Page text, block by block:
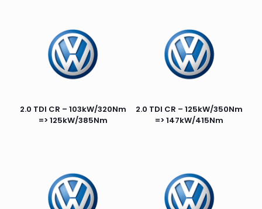
2.0 TDI CR – 103kW/320Nm
=> 125kW/385Nm
2.0 TDI CR – 125kW/350Nm
=> 147kW/415Nm